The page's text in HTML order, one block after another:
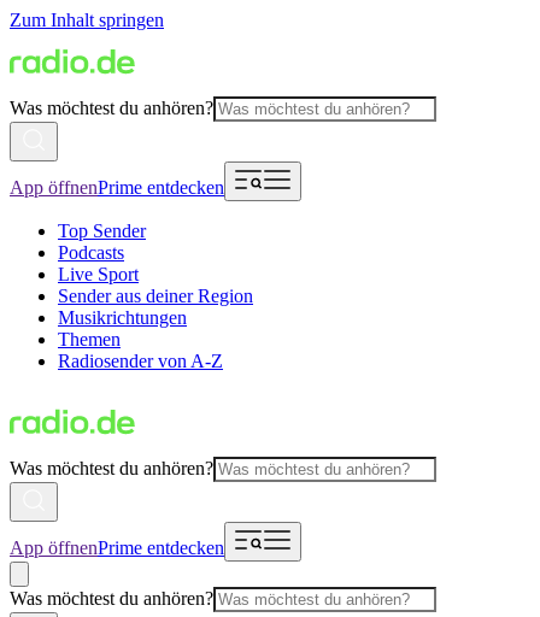
Zum Inhalt springen
Was möchtest du anhören?
App öffnenPrime entdecken
Top Sender
Podcasts
Live Sport
Sender aus deiner Region
Musikrichtungen
Themen
Radiosender von A-Z
Was möchtest du anhören?
App öffnenPrime entdecken
Was möchtest du anhören?